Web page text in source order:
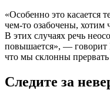
«Особенно это касается
чем-то озабочены, хотим
В этих случаях речь
повышается», — говорит
что мы склонны прервать
Следите за